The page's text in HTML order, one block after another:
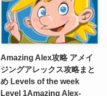
Amazing Alex攻略 アメイ
ジングアレックス攻略まと
め Levels of the week
Level 1Amazing Alex-